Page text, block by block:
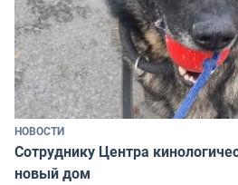
НОВОСТИ
Сотруднику Центра
новый дом